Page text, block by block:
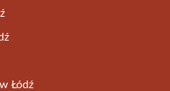
Łódź